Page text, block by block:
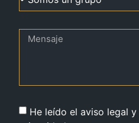
He leído el aviso legal